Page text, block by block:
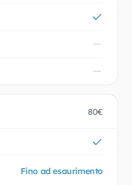
80€
Fino ad esaurimento